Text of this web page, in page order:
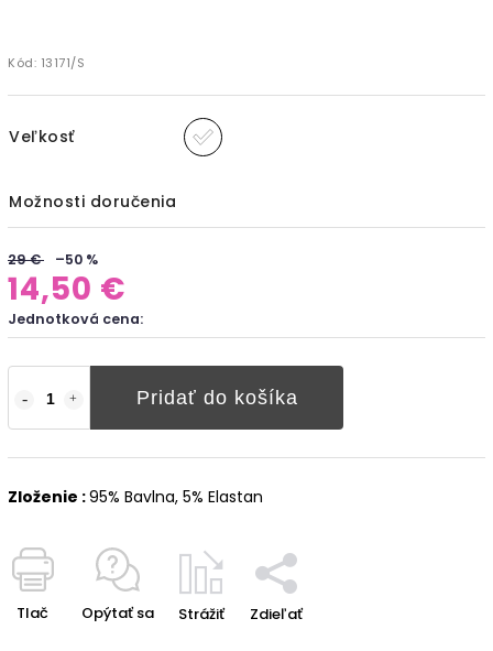
Kód: 13171/S
Veľkosť
Možnosti doručenia
29 € –50 %
14,50 €
Jednotková cena:
Pridať do košíka
Zloženie :95% Bavlna, 5% Elastan
Tlač Opýtať sa Strážiť Zdieľať